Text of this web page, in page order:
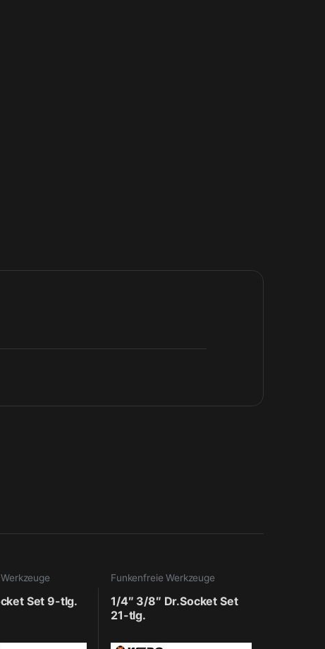
Set 9-tlg.
Funkenfreie Werkzeuge
1/4″ 3/8″ Dr.Socket Set
21-tlg.